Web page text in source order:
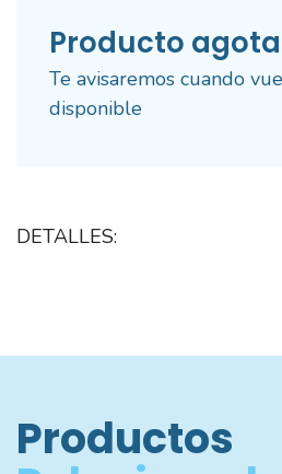
Producto
Te avisaremos cuando
disponible
DETALLES:
Productos